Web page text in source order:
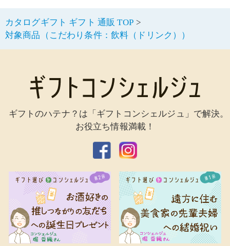
カタログギフト ギフト 通販 TOP
対象商品（こだわり条件：飲料（ドリンク））
ギフトのハテナ？は「ギフトコンシェルジュ」で解決。
お役立ち情報満載！